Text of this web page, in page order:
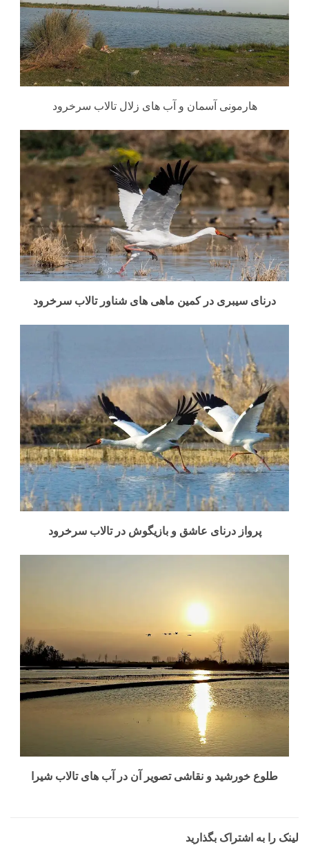
هارمونی آسمان و آب های زلال تالاب سرخرود
درنای سیبری در کمین ماهی های شناور تالاب سرخرود
پرواز درنای عاشق و بازیگوش در تالاب سرخرود
طلوع خورشید و نقاشی تصویر آن در آب های تالاب شیرا
لینک را به اشتراک بگذارید